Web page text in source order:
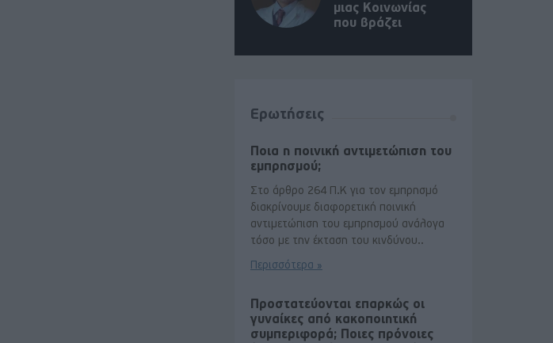
μιας Κοινωνίας
που βράζει
Ερωτήσεις
Ποια η ποινική αντιμετώπιση του
εμπρησμού;
Στο άρθρο 264 Π.Κ για τον εμπρησμό
διακρίνουμε διαφορετική ποινική
αντιμετώπιση του εμπρησμού ανάλογα
τόσο με την έκταση του κινδύνου..
Περισσότερα »
Προστατεύονται επαρκώς οι
γυναίκες από κακοποιητική
συμπεριφορά; Ποιες πρόνοιες